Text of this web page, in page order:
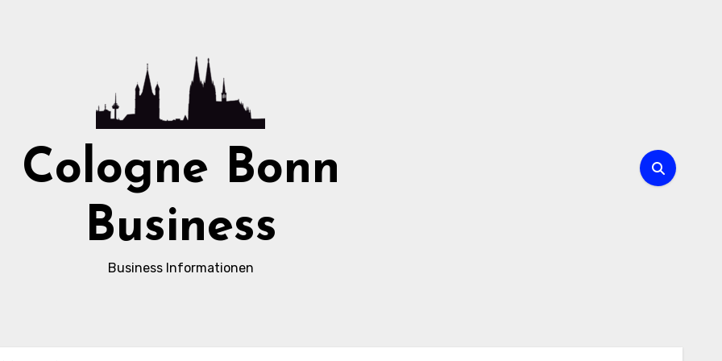
Cologne Bonn
Business
Business Informationen